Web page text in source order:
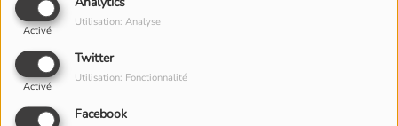
Activé
Utilisation: Analyse
Twitter
Activé
Utilisation: Fonctionnalité
Facebook